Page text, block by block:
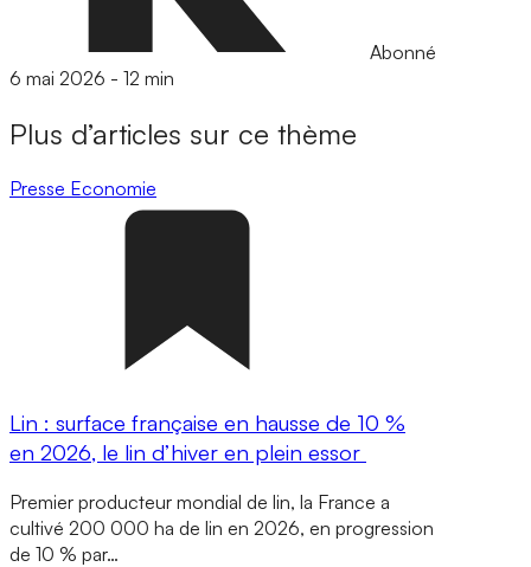
Abonné
6 mai 2026 - 12 min
Plus d’articles sur ce thème
Presse Economie
Lin : surface française en hausse de 10 %
en 2026, le lin d’hiver en plein essor
Premier producteur mondial de lin, la France a
cultivé 200 000 ha de lin en 2026, en progression
de 10 % par…